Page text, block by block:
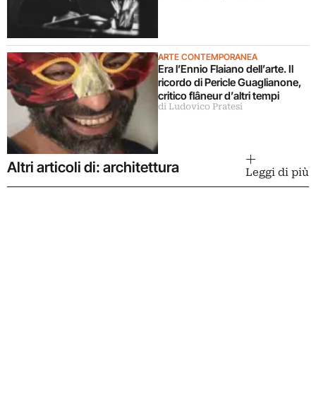
ARTE CONTEMPORANEA
Era l’Ennio Flaiano dell’arte. Il
ricordo di Pericle Guaglianone,
critico flâneur d’altri tempi
di Ludovico Pratesi
Altri articoli di: architettura Leggi di più